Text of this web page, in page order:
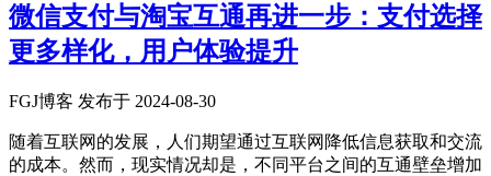
微信支付与淘宝互通再进一步：支付选择
更多样化，用户体验提升
FGJ博客 发布于 2024-08-30
随着互联网的发展，人们期望通过互联网降低信息获取和交流
的成本。然而，现实情况却是，不同平台之间的互通壁垒增加